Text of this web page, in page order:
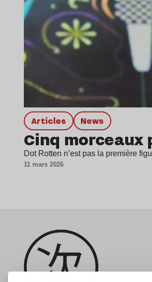
Articles news
Cinq morceaux
Dot Rotten n’est pas la première
11 mars 2026